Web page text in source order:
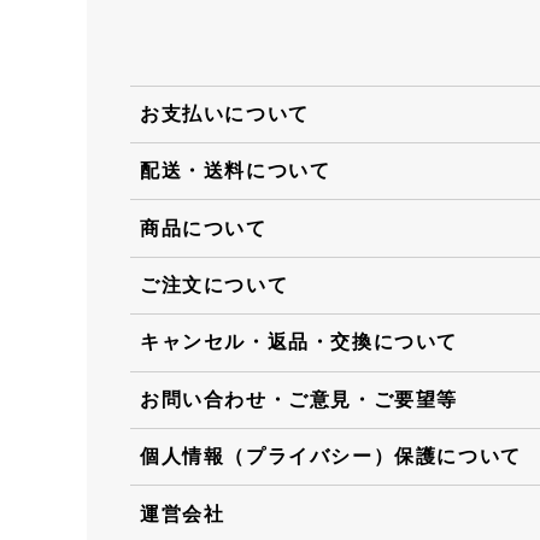
お支払いについて
配送・送料について
商品について
ご注文について
キャンセル・返品・交換について
お問い合わせ・ご意見・ご要望等
個人情報（プライバシー）保護について
運営会社